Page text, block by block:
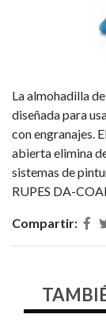
La almohadilla
diseñada para
con engranajes.
abierta elimina
sistemas de
RUPES DA-
Compartir: